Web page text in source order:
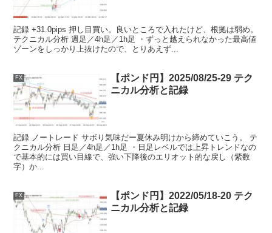
記録 +31.0pips 押し目買い。良いところで入れたけど、根拠は弱め。
テクニカル分析 週足／4h足／1h足 ・ずっと越えられなかった最高値
ゾーンをしっかり上抜けたので、とりあえず...
FX
【ポンド円】2025/08/25-29 テク
ニカル分析と記録
記録 ノートレード サボり気味だー夏休み明けから締めていこう。 テ
クニカル分析 日足／4h足／1h足 ・日足レベルでは上昇トレンドなの
で基本的には買い目線で、強い下降後のエリオット的な戻し（紫数
字）か...
FX
【ポンド円】2022/05/18-20 テク
ニカル分析と記録